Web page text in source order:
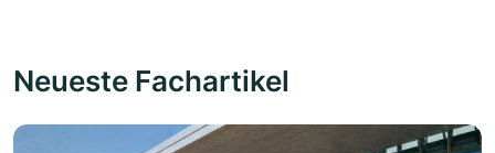
Neueste Fachartikel